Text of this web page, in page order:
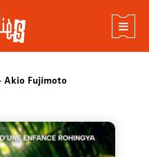
Akio Fujimoto